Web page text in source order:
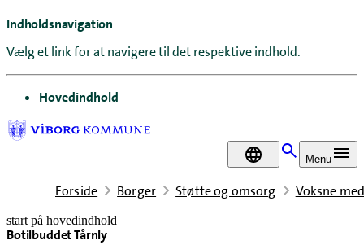
Indholdsnavigation
Vælg et link for at navigere til det respektive indhold.
gå til
Hovedindhold
DA Menu
Forside Borger Støtte og omsorg Voksne
start på hovedindhold
Botilbuddet Tårnly
senest opdateret 23. juni 2026